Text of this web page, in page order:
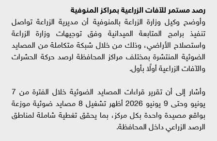
رصد مستمر للآفات الزراعية بمراكز المنوفية
وأوضح وكيل وزارة الزراعة بالمنوفية أن مديرية الزراعة تواصل
تنفيذ برامج المتابعة الميدانية وفق توجيهات وزارة الزراعة
واستصلاح الأراضي، وذلك من خلال شبكة متكاملة من المصايد
الضوئية المنتشرة بمختلف مراكز المحافظة لرصد حركة الحشرات
والآفات الزراعية أولًا بأول.
وأشار إلى أن تقرير قراءات المصايد الضوئية خلال الفترة من 7
يونيو وحتى 9 يونيو 2026 أظهر تشغيل 8 مصايد ضوئية موزعة
بواقع مصيدة واحدة بكل مركز، بما يحقق تغطية شاملة لمناطق
الرصد الزراعي داخل المحافظة.